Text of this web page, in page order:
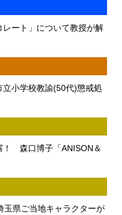
ート」について教授が解
小学校教諭(50代)懲戒処
！ 森口博子「ANISON＆
県ご当地キャラクターが